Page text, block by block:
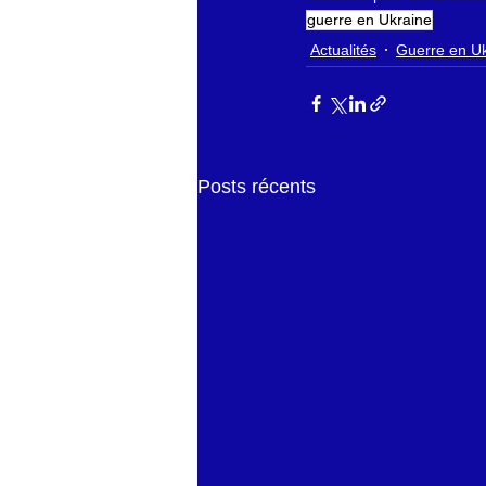
guerre en Ukraine
Actualités
Guerre en
Posts récents